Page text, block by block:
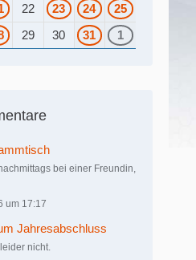
22 23 24
25
29 30 31 1
bei einer Freundin,
um 17:17
Jahresabschluss
nicht.